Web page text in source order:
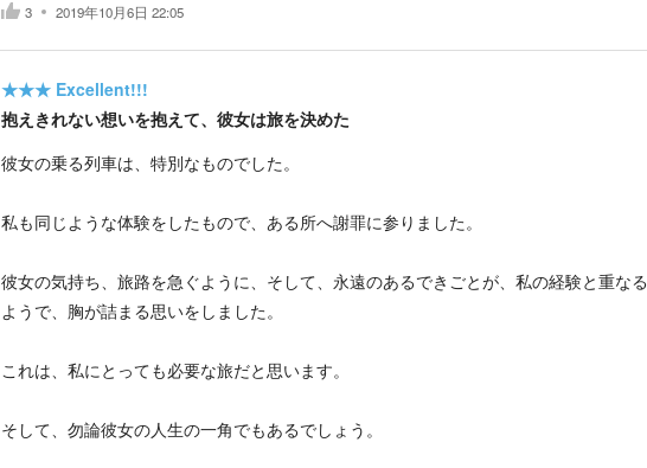
3 2019年10月6日 22:05
★★★ Excellent!!!
抱えきれない想いを抱えて、彼女は旅を決めた
彼女の乗る列車は、特別なものでした。
私も同じような体験をしたもので、ある所へ謝罪に参りました。
彼女の気持ち、旅路を急ぐように、そして、永遠のあるできごとが、私の経験と重なる
ようで、胸が詰まる思いをしました。
これは、私にとっても必要な旅だと思います。
そして、勿論彼女の人生の一角でもあるでしょう。